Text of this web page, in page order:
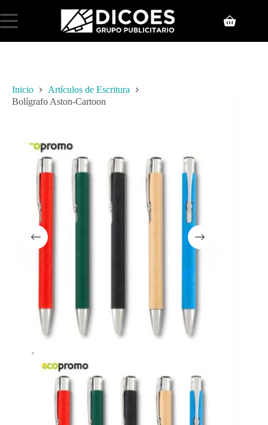
Inicio
Artículos de Escritura
Bolígrafo Aston-Cartoon